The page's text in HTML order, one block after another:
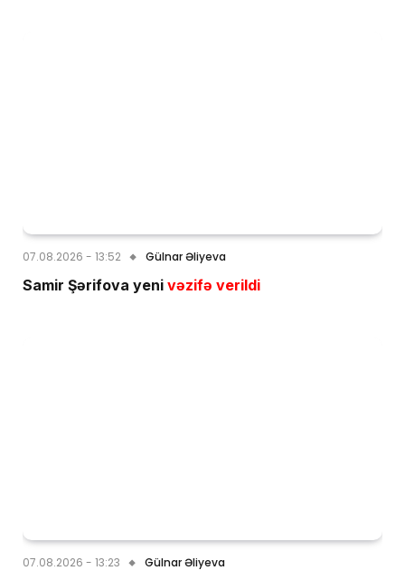
07.08.2026 - 13:52 Gülnar Əliyeva
Samir Şərifova yeni vəzifə verildi
07.08.2026 - 13:23 Gülnar Əliyeva